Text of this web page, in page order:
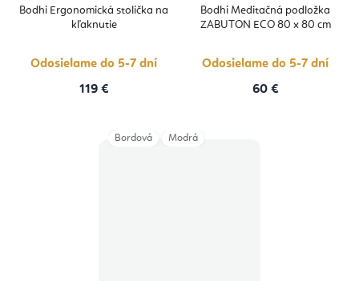
Bodhi Ergonomická stolička na
kľaknutie
Odosielame do 5-7 dní
119 €
Bodhi Meditačná podložka
ZABUTON ECO 80 x 80 cm
produktu
je
4,0
Odosielame do 5-7 dní
60 €
Bordová Modrá